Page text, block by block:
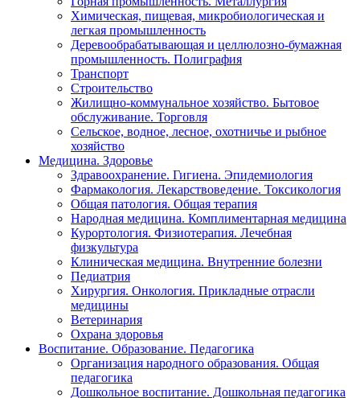
Химическая, пищевая, микробиологическая и
легкая промышленность
Деревообрабатывающая и целлюлозно-бумажная
промышленность. Полиграфия
Транспорт
Строительство
Жилищно-коммунальное хозяйство. Бытовое
обслуживание. Торговля
Сельское, водное, лесное, охотничье и рыбное
хозяйство
Медицина. Здоровье
Здравоохранение. Гигиена. Эпидемиология
Фармакология. Лекарствоведение. Токсикология
Общая патология. Общая терапия
Народная медицина. Комплиментарная медицина
Курортология. Физиотерапия. Лечебная
физкультура
Клиническая медицина. Внутренние болезни
Педиатрия
Хирургия. Онкология. Прикладные отрасли
медицины
Ветеринария
Охрана здоровья
Воспитание. Образование. Педагогика
Организация народного образования. Общая
педагогика
Дошкольное воспитание. Дошкольная педагогика